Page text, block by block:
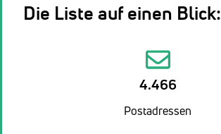
Die Liste auf einen Blick:
4.466
Postadressen